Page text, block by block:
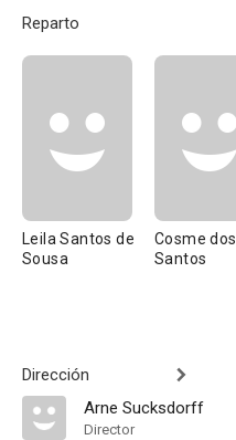
Reparto
Leila Santos de
Sousa
Cosme dos
Santos
Dirección
Arne Sucksdorff
Director